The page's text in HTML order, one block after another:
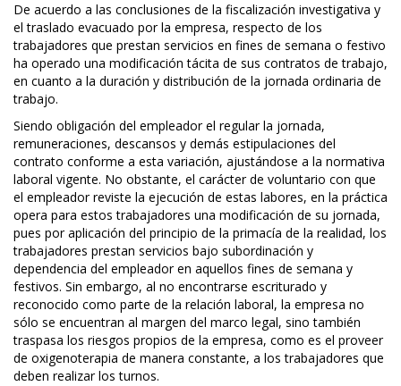
De acuerdo a las conclusiones de la fiscalización investigativa y
el traslado evacuado por la empresa, respecto de los
trabajadores que prestan servicios en fines de semana o festivo
ha operado una modificación tácita de sus contratos de trabajo,
en cuanto a la duración y distribución de la jornada ordinaria de
trabajo.
Siendo obligación del empleador el regular la jornada,
remuneraciones, descansos y demás estipulaciones del
contrato conforme a esta variación, ajustándose a la normativa
laboral vigente. No obstante, el carácter de voluntario con que
el empleador reviste la ejecución de estas labores, en la práctica
opera para estos trabajadores una modificación de su jornada,
pues por aplicación del principio de la primacía de la realidad, los
trabajadores prestan servicios bajo subordinación y
dependencia del empleador en aquellos fines de semana y
festivos. Sin embargo, al no encontrarse escriturado y
reconocido como parte de la relación laboral, la empresa no
sólo se encuentran al margen del marco legal, sino también
traspasa los riesgos propios de la empresa, como es el proveer
de oxigenoterapia de manera constante, a los trabajadores que
deben realizar los turnos.